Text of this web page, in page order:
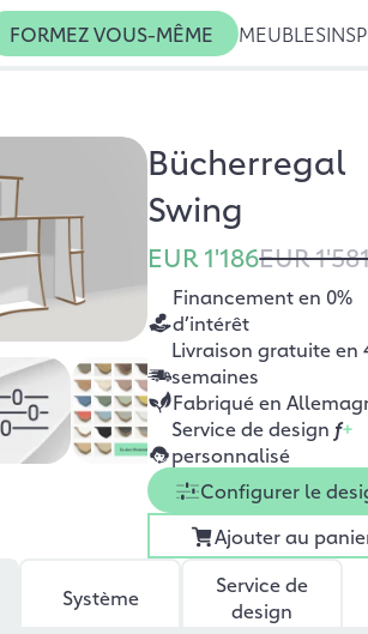
FORMEZ VOUS-MÊME MEUBLES
Bücherregal
Swing
EUR 1'186EUR
Financement en 0%
d’intérêt
Livraison gratuite en
semaines
Fabriqué en
Service de design f+
personnalisé
Configurer le
Ajouter au
Système
Service de
design